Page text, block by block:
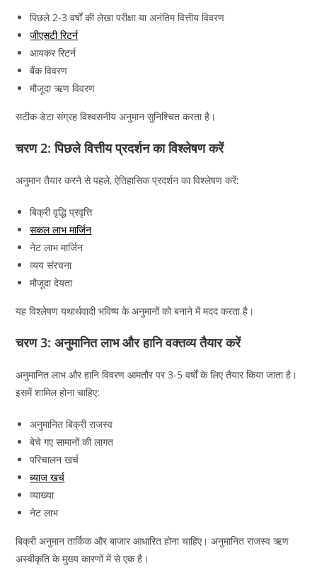
पिछले 2-3 वर्षों की लेखा परीक्षा या अनंतिम वित्तीय विवरण
जीएसटी रिटर्न
आयकर रिटर्न
बैंक विवरण
मौजूदा ऋण विवरण
सटीक डेटा संग्रह विश्वसनीय अनुमान सुनिश्चित करता है।
चरण 2: पिछले वित्तीय प्रदर्शन का विश्लेषण करें
अनुमान तैयार करने से पहले, ऐतिहासिक प्रदर्शन का विश्लेषण करें:
बिक्री वृद्धि प्रवृत्ति
सकल लाभ मार्जिन
नेट लाभ मार्जिन
व्यय संरचना
मौजूदा देयता
यह विश्लेषण यथार्थवादी भविष्य के अनुमानों को बनाने में मदद करता है।
चरण 3: अनुमानित लाभ और हानि वक्तव्य तैयार करें
अनुमानित लाभ और हानि विवरण आमतौर पर 3-5 वर्षों के लिए तैयार किया जाता है।
इसमें शामिल होना चाहिए:
अनुमानित बिक्री राजस्व
बेचे गए सामानों की लागत
परिचालन खर्च
ब्याज खर्च
व्याख्या
नेट लाभ
बिक्री अनुमान तार्किक और बाजार आधारित होना चाहिए। अनुमानित राजस्व ऋण
अस्वीकृति के मुख्य कारणों में से एक है।